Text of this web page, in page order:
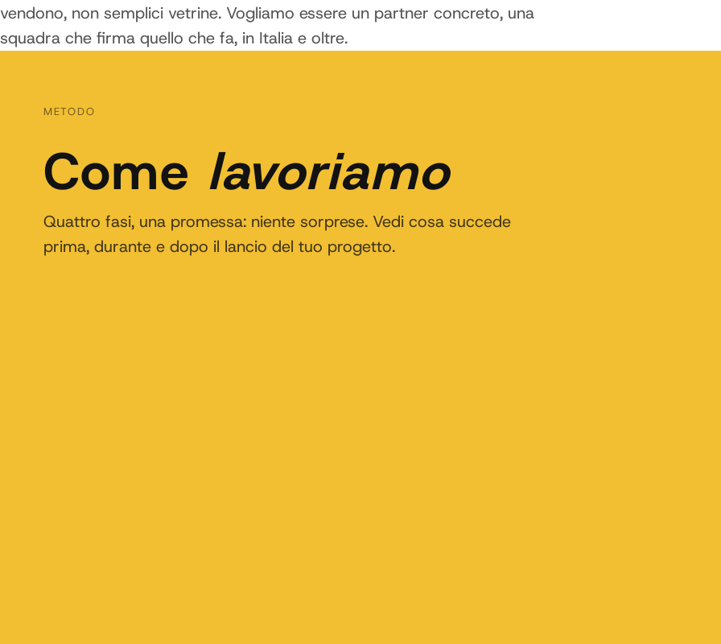
vendono, non semplici vetrine. Vogliamo essere un partner concreto, una
squadra che firma quello che fa, in Italia e oltre.
METODO
Come lavoriamo
Quattro fasi, una promessa: niente sorprese. Vedi cosa succede
prima, durante e dopo il lancio del tuo progetto.